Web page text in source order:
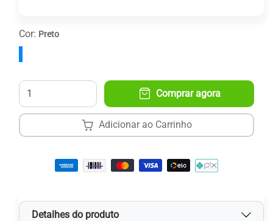
Cor: Preto
Quantidade
Comprar agora
Adicionar ao Carrinho
Detalhes do produto